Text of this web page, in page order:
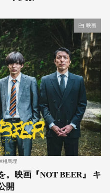
映画
#相⾺理
。映画『NOT BEER』 キ
開